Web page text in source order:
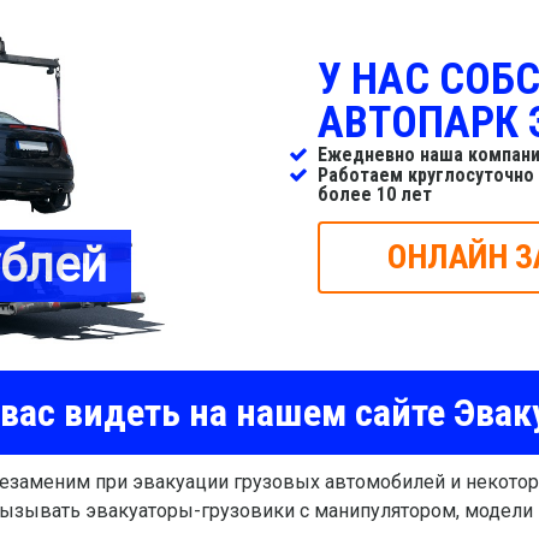
У НАС
АВТОПАРК
Ежедневно наша
Работаем
более 10 лет
ОНЛАЙН
видеть на нашем сайте
при эвакуации грузовых автомобилей и
эвакуаторы-грузовики с манипулятором,